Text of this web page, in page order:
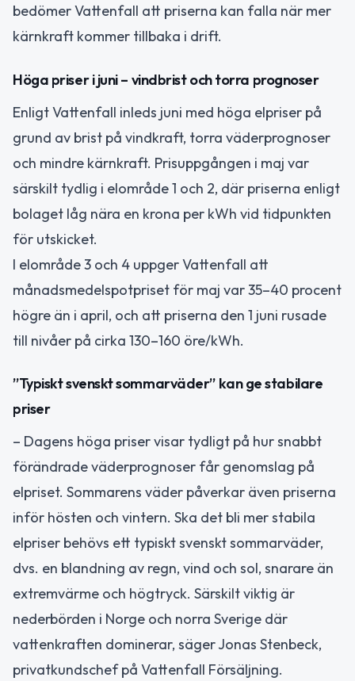
bedömer Vattenfall att priserna kan falla när mer
kärnkraft kommer tillbaka i drift.
Höga priser i juni – vindbrist och torra prognoser
Enligt Vattenfall inleds juni med höga elpriser på
grund av brist på vindkraft, torra väderprognoser
och mindre kärnkraft. Prisuppgången i maj var
särskilt tydlig i elområde 1 och 2, där priserna enligt
bolaget låg nära en krona per kWh vid tidpunkten
för utskicket.
I elområde 3 och 4 uppger Vattenfall att
månadsmedelspotpriset för maj var 35–40 procent
högre än i april, och att priserna den 1 juni rusade
till nivåer på cirka 130–160 öre/kWh.
”Typiskt svenskt sommarväder” kan ge stabilare
priser
– Dagens höga priser visar tydligt på hur snabbt
förändrade väderprognoser får genomslag på
elpriset. Sommarens väder påverkar även priserna
inför hösten och vintern. Ska det bli mer stabila
elpriser behövs ett typiskt svenskt sommarväder,
dvs. en blandning av regn, vind och sol, snarare än
extremvärme och högtryck. Särskilt viktig är
nederbörden i Norge och norra Sverige där
vattenkraften dominerar, säger Jonas Stenbeck,
privatkundschef på Vattenfall Försäljning.